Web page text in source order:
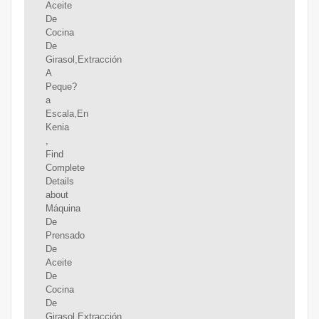
Aceite
De
Cocina
De
Girasol,Extracción
A
Peque?
a
Escala,En
Kenia
,
Find
Complete
Details
about
Máquina
De
Prensado
De
Aceite
De
Cocina
De
Girasol,Extracción